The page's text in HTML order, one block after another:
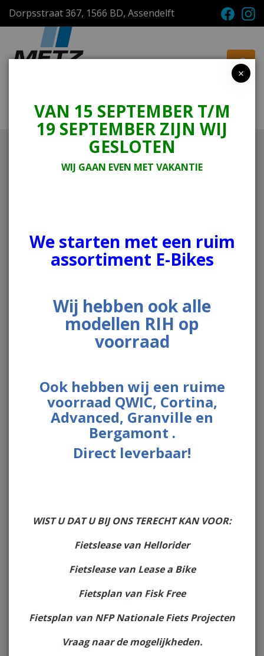
Dorpsstraat 367, 1566 BD, Assendelft
Menu Winkelwagen
Onderdelen en Accessoires
Beveiliging
Beenkleden scooter pyjama's
Sloten scooter
Onderhoud en smeermiddelen
Handschoenen
aankoop gratis gemonteerd.
×
VAN 15 SEPTEMBER T/M
19 SEPTEMBER ZIJN WIJ
GESLOTEN
WIJ GAAN EVEN MET VAKANTIE
We starten met een ruim
assortiment E-Bikes
Wij hebben ook alle
modellen RIH op
voorraad
Ook hebben wij een ruime
voorraad QWIC, Cortina,
Advanced, Granville en
Bergamont .
Direct leverbaar!
WIST U DAT U BIJ ONS TERECHT KAN VOOR:
Fietslease van Hellorider
Fietslease van Lease a Bike
Fietsplan van Fisk Free
Fietsplan van NFP Nationale Fiets Projecten
Vraag naar de mogelijkheden.